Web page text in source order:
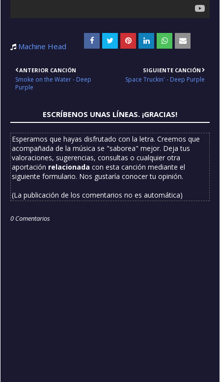
Machine Head
ANTERIOR CANCIÓN
Smoke on the Water - Deep
Purple
SIGUIENTE CANCIÓN
Space Truckin' - Deep Purple
ESCRÍBENOS UNAS LÍNEAS. ¡GRACIAS!
Esperamos que hayas disfrutado con la letra. Creemos que
acompañada de la música se "saborea" mejor. Deja tus
valoraciones, sugerencias, consultas o cualquier otra
aportación relacionada con esta canción mediante el
siguiente formulario. Nos gustaría conocer tu opinión.
(La publicación de los comentarios no es automática)
0 Comentarios